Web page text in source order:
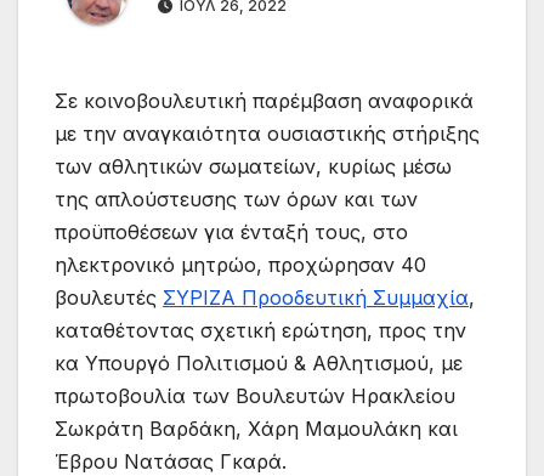
ΙΟΎΛ 26, 2022
Σε κοινοβουλευτική παρέμβαση αναφορικά
με την αναγκαιότητα ουσιαστικής στήριξης
των αθλητικών σωματείων, κυρίως μέσω
της απλούστευσης των όρων και των
προϋποθέσεων για ένταξή τους, στο
ηλεκτρονικό μητρώο, προχώρησαν 40
βουλευτές ΣΥΡΙΖΑ Προοδευτική Συμμαχία,
καταθέτοντας σχετική ερώτηση, προς την
κα Υπουργό Πολιτισμού & Αθλητισμού, με
πρωτοβουλία των Βουλευτών Ηρακλείου
Σωκράτη Βαρδάκη, Χάρη Μαμουλάκη και
Έβρου Νατάσας Γκαρά.